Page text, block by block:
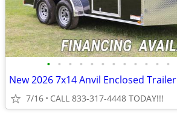
• • • • • • • • • • • •
New 2026 7x14 Anvil Enclosed Trailer
7/16 CALL 833-317-4448 TODAY!!!